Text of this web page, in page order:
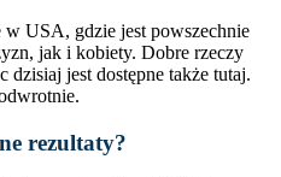
w USA, gdzie jest powszechnie
jak i kobiety. Dobre rzeczy
dzisiaj jest dostępne także tutaj.
rezultaty?